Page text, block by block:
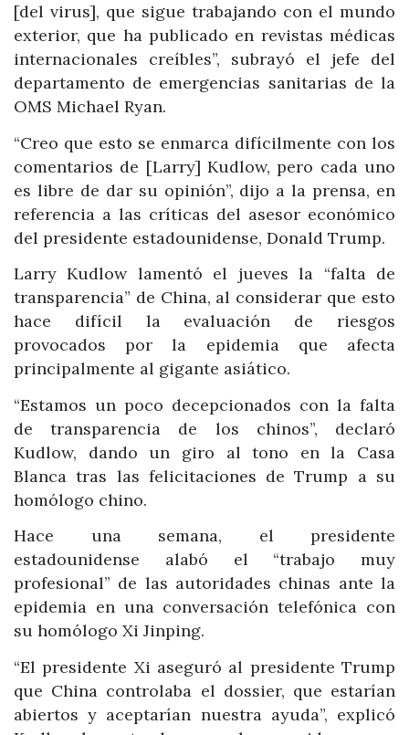
[del virus], que sigue trabajando con el mundo
exterior, que ha publicado en revistas médicas
internacionales creíbles”, subrayó el jefe del
departamento de emergencias sanitarias de la
OMS Michael Ryan.
“Creo que esto se enmarca difícilmente con los
comentarios de [Larry] Kudlow, pero cada uno
es libre de dar su opinión”, dijo a la prensa, en
referencia a las críticas del asesor económico
del presidente estadounidense, Donald Trump.
Larry Kudlow lamentó el jueves la “falta de
transparencia” de China, al considerar que esto
hace difícil la evaluación de riesgos
provocados por la epidemia que afecta
principalmente al gigante asiático.
“Estamos un poco decepcionados con la falta
de transparencia de los chinos”, declaró
Kudlow, dando un giro al tono en la Casa
Blanca tras las felicitaciones de Trump a su
homólogo chino.
Hace una semana, el presidente
estadounidense alabó el “trabajo muy
profesional” de las autoridades chinas ante la
epidemia en una conversación telefónica con
su homólogo Xi Jinping.
“El presidente Xi aseguró al presidente Trump
que China controlaba el dossier, que estarían
abiertos y aceptarían nuestra ayuda”, explicó